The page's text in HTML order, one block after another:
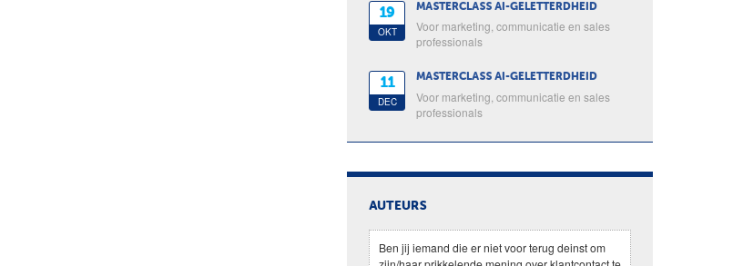
19
OKT
MASTERCLASS AI-GELETTERDHEID
Voor marketing, communicatie en sales
professionals
11
DEC
MASTERCLASS AI-GELETTERDHEID
Voor marketing, communicatie en sales
professionals
AUTEURS
Ben jij iemand die er niet voor terug deinst om